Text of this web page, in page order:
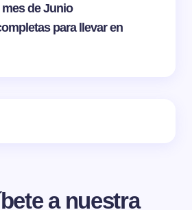
de Junio
para llevar en
a nuestra